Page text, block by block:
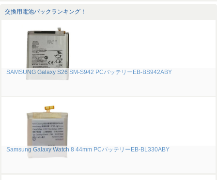
交換用電池パックランキング！
SAMSUNG Galaxy S26 SM-S942 PCバッテリーEB-BS942ABY
Samsung Galaxy Watch 8 44mm PCバッテリーEB-BL330ABY